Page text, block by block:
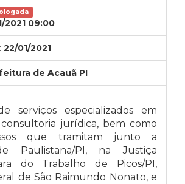
2021 09:00
22/01/2021
de Acauã PI
serviços especializados em
consultoria jurídica, bem como
que tramitam junto a
Paulistana/PI, na Justiça
do Trabalho de Picos/PI,
de São Raimundo Nonato, e